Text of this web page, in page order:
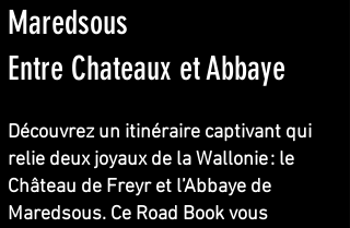
Maredsous
Entre Chateaux et Abbaye
Découvrez un itinéraire captivant qui
relie deux joyaux de la Wallonie : le
Château de Freyr et l’Abbaye de
Maredsous. Ce Road Book vous